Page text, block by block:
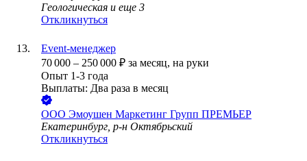
Геологическая и еще 3
Откликнуться
Event-менеджер
70 000 – 250 000 ₽ за месяц, на руки
Опыт 1-3 года
Выплаты: Два раза в месяц
ООО Эмоушен Маркетинг Групп ПРЕМЬЕР
Екатеринбург, р-н Октябрьский
Откликнуться